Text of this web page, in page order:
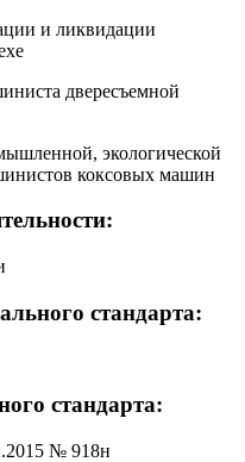
и ликвидации
двересъемной
экологической
коксовых машин
стандарта:
стандарта:
№ 918н